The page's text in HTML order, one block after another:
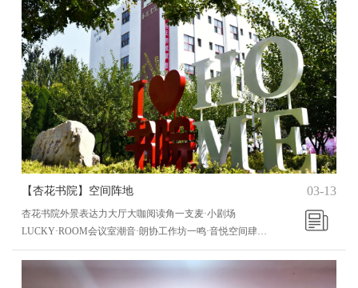
【杏花书院】空间阵地
杏花书院外景表达力大厅大咖阅读角一支麦·小剧场
LUCKY·ROOM会议室潮音·朗协工作坊一鸣·音悦空间肆觉·
影视工作坊
03-13